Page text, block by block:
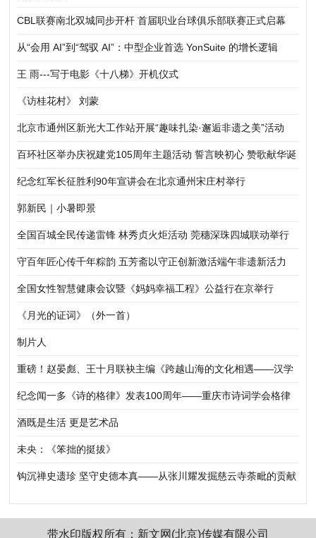
CBL联赛南北双城同步开杆 首届职业台球俱乐部联赛正式启幕
从“会用 AI”到“驾驭 AI”：中型企业首选 YonSuite 的增长逻辑
王 雨---写于电影《十八梯》开机仪式
《访桂花村》 刘蒙
北京市通州区新光大工作站开展“趣味扎染·邂逅非遗之美”活动
百环社区举办庆祝建党105周年主题活动 誓言映初心 赞歌献华诞
纪念红军长征胜利90年宣讲会在北京通州宋庄村举行
郭新民｜小暑即景
全国百城全民传递雷锋 林秀贞火炬活动 莞穗深珠四城联动举行
守百年匠心传千年粽韵 五芳斋以守正创新激活端午非遗新活力
全国女性智慧健康会议暨《妈妈幸福工程》公益行在京举行
《月光的证词》（外一首）
制片人
重磅！赵晏彪、王十月联袂主编《跨越山海的文化相遇——汉学
家眼中的中国》正式出版发行
纪念闻一多《诗的格律》发表100周年——重庆市诗词学会格律
体新诗研究所举行新诗格律建设践行研讨会
酒既是生活 更是艺术品
未央：《笨拙的挺拔》
钩沉禅史遗珍 坚守史德本真——从张川耀发掘慈云寺荼毗的贡献
说开去
带水印版权所有：新文网(北京)传媒有限公司